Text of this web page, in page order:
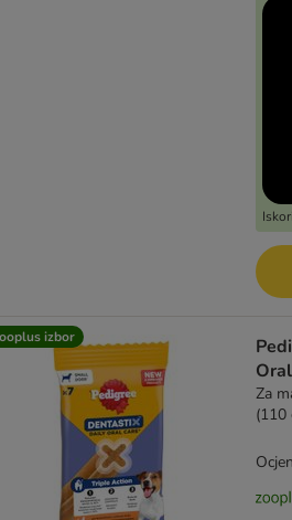
izbor
Za
(110